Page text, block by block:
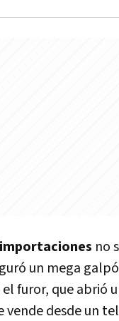
importaciones no
un mega
el furor, que abrió
vende desde un